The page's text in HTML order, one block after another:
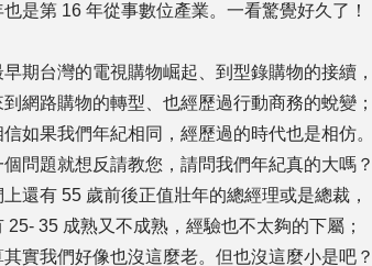
也是第 16 年從事數位產業。一看驚覺好久了！
早期台灣的電視購物崛起、到型錄購物的接續，
到網路購物的轉型、也經歷過行動商務的蛻變；
信如果我們年紀相同，經歷過的時代也是相仿。
個問題就想反請教您，請問我們年紀真的大嗎？
上還有 55 歲前後正值壯年的總經理或是總裁，
25- 35 成熟又不成熟，經驗也不太夠的下屬；
其實我們好像也沒這麼老。但也沒這麼小是吧？